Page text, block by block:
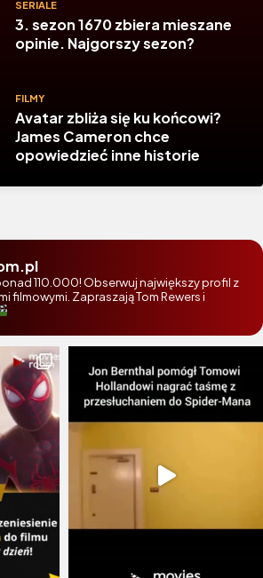
SERIALE
3. sezon 1670 zbiera mieszane
opinie. Najgorszy sezon?
FILMY
Avatar zbliża się ku końcowi?
James Cameron chce
opowiedzieć inne historie
110.000! Obserwuj największy profil z
filmowymi. Zapraszają Tom Rewers i